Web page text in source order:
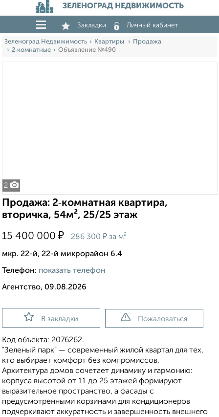
ЗЕЛЕНОГРАД НЕДВИЖИМОСТЬ
Закладки Личный кабинет
Зеленоград Недвижимость Квартиры
Продажа
2‑комнатные
Объявление №490
2
Продажа: 2‑комнатная квартира,
вторичка, 54м², 25/25 этаж
15 400 000 ₽ 286 300 ₽ за м²
мкр. 22-й, 22-й микрорайон 6.4
Телефон: показать телефон
Агентство, 09.08.2026
В закладки Пожаловаться
Код объекта: 2076262.
"Зеленый парк" — современный жилой квартал для тех,
кто выбирает комфорт без компромиссов.
Архитектура домов сочетает динамику и гармонию:
корпуса высотой от 11 до 25 этажей формируют
выразительное пространство, а фасады с
предусмотренными корзинами для кондиционеров
подчеркивают аккуратность и завершенность внешнего